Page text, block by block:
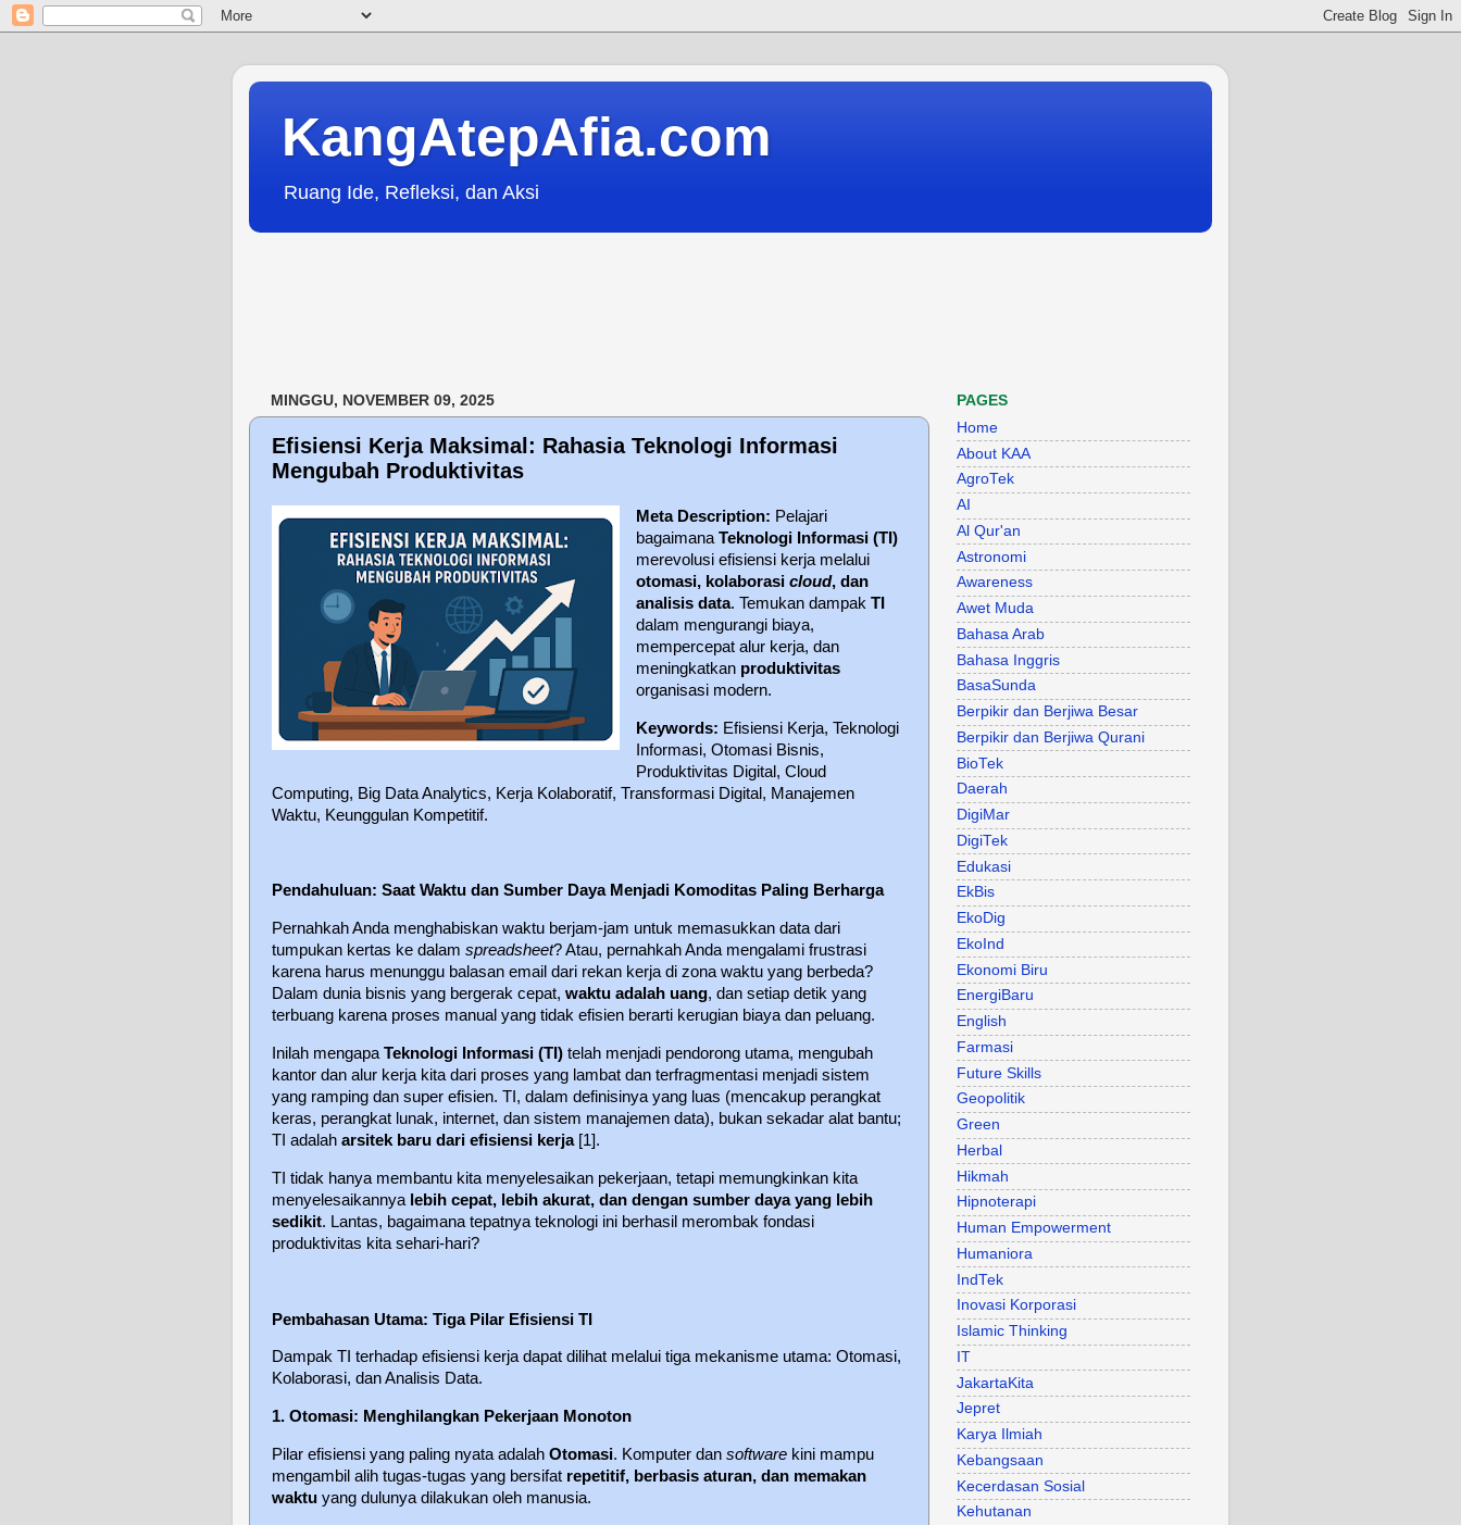
KangAtepAfia.com
Ruang Ide, Refleksi, dan Aksi
MINGGU, NOVEMBER 09, 2025
Efisiensi Kerja Maksimal: Rahasia Teknologi Informasi
Mengubah Produktivitas
Meta Description: Pelajari
bagaimana Teknologi Informasi (TI)
merevolusi efisiensi kerja melalui
otomasi, kolaborasi cloud, dan
analisis data. Temukan dampak TI
dalam mengurangi biaya,
mempercepat alur kerja, dan
meningkatkan produktivitas
organisasi modern.
Keywords: Efisiensi Kerja, Teknologi
Informasi, Otomasi Bisnis,
Produktivitas Digital, Cloud
Computing, Big Data Analytics, Kerja Kolaboratif, Transformasi Digital, Manajemen
Waktu, Keunggulan Kompetitif.
Pendahuluan: Saat Waktu dan Sumber Daya Menjadi Komoditas Paling Berharga
Pernahkah Anda menghabiskan waktu berjam-jam untuk memasukkan data dari
tumpukan kertas ke dalam spreadsheet? Atau, pernahkah Anda mengalami frustrasi
karena harus menunggu balasan email dari rekan kerja di zona waktu yang berbeda?
Dalam dunia bisnis yang bergerak cepat, waktu adalah uang, dan setiap detik yang
terbuang karena proses manual yang tidak efisien berarti kerugian biaya dan peluang.
Inilah mengapa Teknologi Informasi (TI) telah menjadi pendorong utama, mengubah
kantor dan alur kerja kita dari proses yang lambat dan terfragmentasi menjadi sistem
yang ramping dan super efisien. TI, dalam definisinya yang luas (mencakup perangkat
keras, perangkat lunak, internet, dan sistem manajemen data), bukan sekadar alat bantu;
TI adalah arsitek baru dari efisiensi kerja[1].
TI tidak hanya membantu kita menyelesaikan pekerjaan, tetapi memungkinkan kita
menyelesaikannya lebih cepat, lebih akurat, dan dengan sumber daya yang lebih
sedikit. Lantas, bagaimana tepatnya teknologi ini berhasil merombak fondasi
produktivitas kita sehari-hari?
Pembahasan Utama: Tiga Pilar Efisiensi TI
Dampak TI terhadap efisiensi kerja dapat dilihat melalui tiga mekanisme utama: Otomasi,
Kolaborasi, dan Analisis Data.
1. Otomasi: Menghilangkan Pekerjaan Monoton
Pilar efisiensi yang paling nyata adalah Otomasi. Komputer dan software kini mampu
mengambil alih tugas-tugas yang bersifat repetitif, berbasis aturan, dan memakan
waktu yang dulunya dilakukan oleh manusia.
PAGES
Home
About KAA
AgroTek
AI
Al Qur'an
Astronomi
Awareness
Awet Muda
Bahasa Arab
Bahasa Inggris
BasaSunda
Berpikir dan Berjiwa Besar
Berpikir dan Berjiwa Qurani
BioTek
Daerah
DigiMar
DigiTek
Edukasi
EkBis
EkoDig
EkoInd
Ekonomi Biru
EnergiBaru
English
Farmasi
Future Skills
Geopolitik
Green
Herbal
Hikmah
Hipnoterapi
Human Empowerment
Humaniora
IndTek
Inovasi Korporasi
Islamic Thinking
IT
JakartaKita
Jepret
Karya Ilmiah
Kebangsaan
Kecerdasan Sosial
Kehutanan